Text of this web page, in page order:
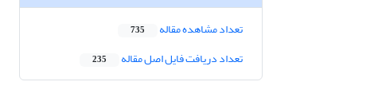
تعداد مشاهده مقاله 735
تعداد دریافت فایل اصل مقاله 235